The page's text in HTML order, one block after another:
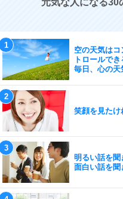
元気な人になる30
空の天気は
トロールでき
毎日、心の天
笑顔を見たけ
明るい話を聞
面白い話を聞